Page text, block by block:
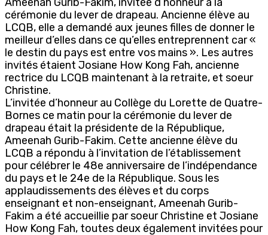
cérémonie du lever de drapeau. Ancienne élève au
LCQB, elle a demandé aux jeunes filles de donner le
meilleur d’elles dans ce qu’elles entreprennent car «
le destin du pays est entre vos mains ». Les autres
invités étaient Josiane How Kong Fah, ancienne
rectrice du LCQB maintenant à la retraite, et soeur
Christine.
L’invitée d’honneur au Collège du Lorette de Quatre-
Bornes ce matin pour la cérémonie du lever de
drapeau était la présidente de la République,
Ameenah Gurib-Fakim. Cette ancienne élève du
LCQB a répondu à l’invitation de l’établissement
pour célébrer le 48e anniversaire de l’indépendance
du pays et le 24e de la République. Sous les
applaudissements des élèves et du corps
enseignant et non-enseignant, Ameenah Gurib-
Fakim a été accueillie par soeur Christine et Josiane
How Kong Fah, toutes deux également invitées pour